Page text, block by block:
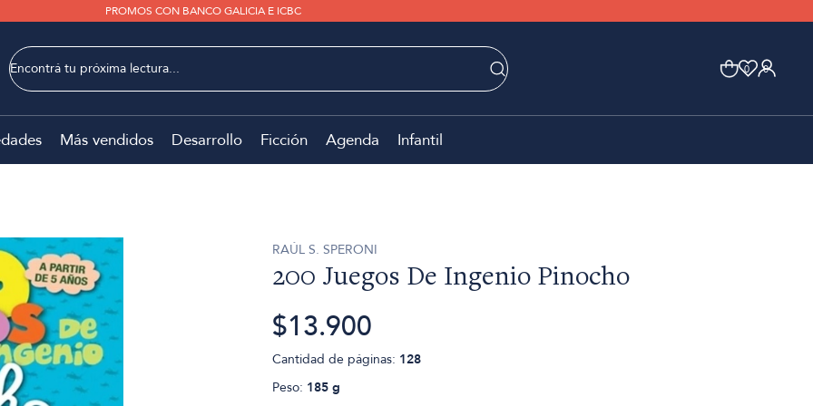
PROMOS CON BANCO GALICIA E ICBC
0 0
Más vendidos Desarrollo Ficción Agenda Infantil
RAÚL S. SPERONI
200 Juegos De Ingenio Pinocho
$13.900
Cantidad de páginas: 128
Peso: 185 g